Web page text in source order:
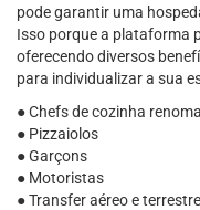
pode garantir uma
Isso porque a plataforma
oferecendo diversos
para individualizar a sua
● Chefs de cozinha
● Pizzaiolos
● Garçons
● Motoristas
● Transfer aéreo e terrestre